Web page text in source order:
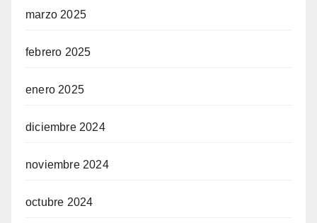
marzo 2025
febrero 2025
enero 2025
diciembre 2024
noviembre 2024
octubre 2024